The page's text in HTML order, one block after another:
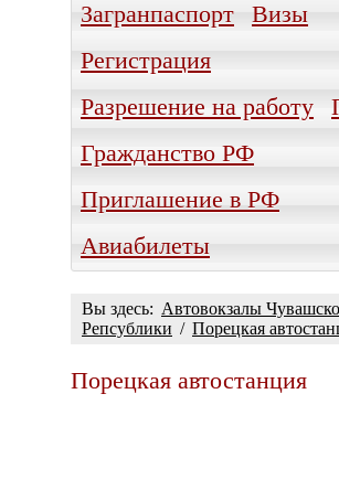
Загранпаспорт
Визы
Регистрация
Разрешение на работу
Гражданство РФ
Приглашение в РФ
Авиабилеты
Вы здесь: Автовокзалы
Репсублики / Порецкая
Порецкая автостанция